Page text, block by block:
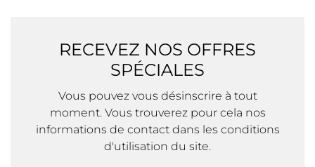
RECEVEZ NOS OFFRES
SPÉCIALES
Vous pouvez vous désinscrire à tout
moment. Vous trouverez pour cela nos
informations de contact dans les conditions
d'utilisation du site.